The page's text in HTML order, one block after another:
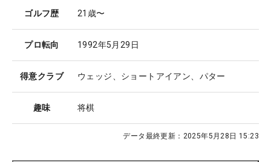
ゴルフ歴 21歳〜
プロ転向 1992年5月29日
得意クラブ ウェッジ、ショートアイアン、パター
趣味 将棋
データ最終更新： 2025年5月28日 15:23